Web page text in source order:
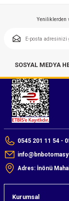
Yeniliklerden
SOSYAL MEDYA
0545 201 11 54 -
Adres: İnönü
Kurumsal